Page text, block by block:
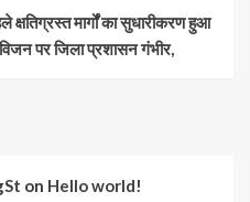
मार्गों का सुधारीकरण हुआ
पर जिला प्रशासन गंभीर,
on Hello world!